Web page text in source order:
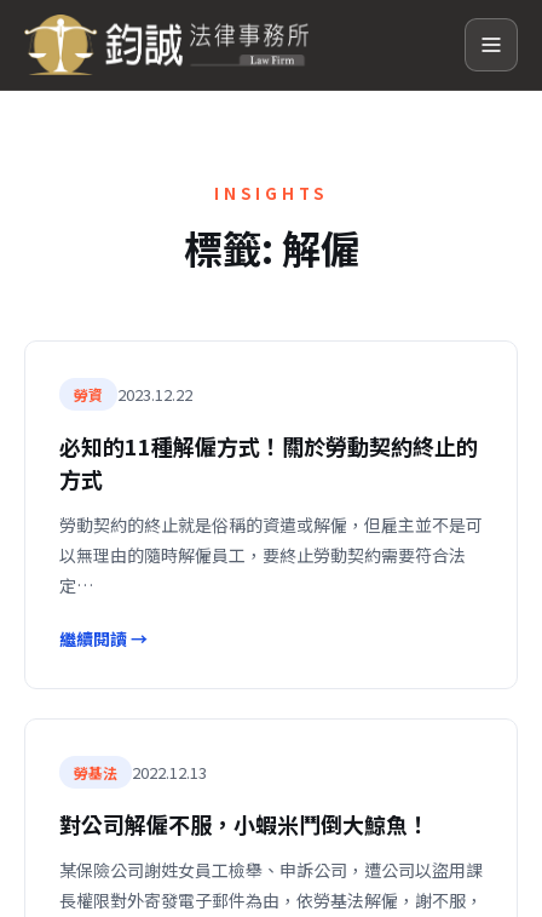
INSIGHTS
標籤:解僱
勞資 2023.12.22
必知的11種解僱方式！關於勞動契約終止的
方式
勞動契約的終止就是俗稱的資遣或解僱，但雇主並不是可
以無理由的隨時解僱員工，要終止勞動契約需要符合法
定…
繼續閱讀 →
勞基法 2022.12.13
對公司解僱不服，小蝦米鬥倒大鯨魚！
某保險公司謝姓女員工檢舉、申訴公司，遭公司以盜用課
長權限對外寄發電子郵件為由，依勞基法解僱，謝不服，